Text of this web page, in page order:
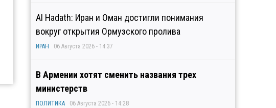
Al Hadath: Иран и Оман достигли понимания
вокруг открытия Ормузского пролива
ИРАН 06 Августа 2026 - 14:37
В Армении хотят сменить названия трех
министерств
ПОЛИТИКА 06 Августа 2026 - 14:28